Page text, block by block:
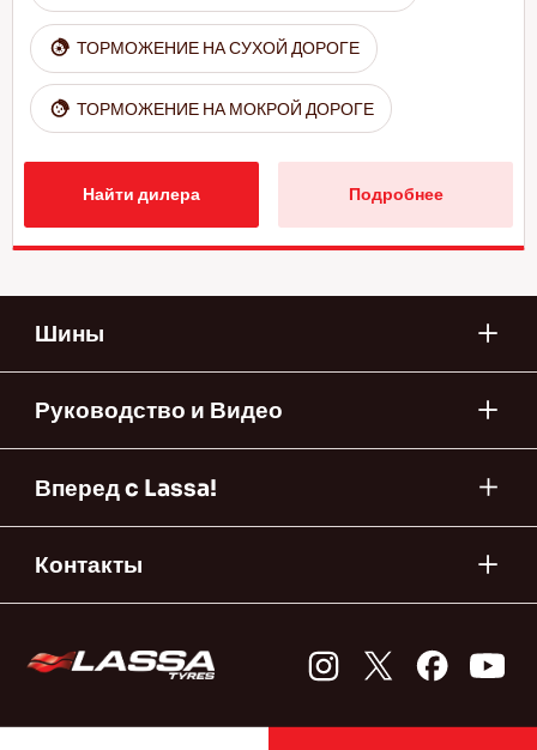
ТОРМОЖЕНИЕ НА СУХОЙ ДОРОГЕ
ТОРМОЖЕНИЕ НА МОКРОЙ ДОРОГЕ
Найти дилера Подробнее
Шины
Руководство и Видео
Вперед c Lassa!
Контакты